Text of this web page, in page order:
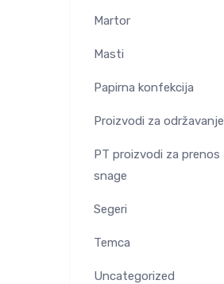
Martor
Masti
Papirna konfekcija
Proizvodi za održavanje
PT proizvodi za prenos
snage
Segeri
Temca
Uncategorized